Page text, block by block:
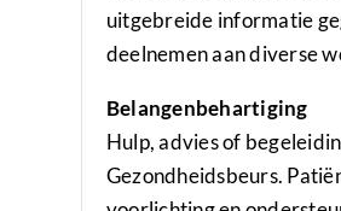
uitgebreide informatie
deelnemen aan diverse
Belangenbehartiging
Hulp, advies of
Gezondheidsbeurs.